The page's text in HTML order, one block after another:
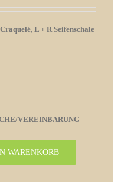
L + R Seifenschale
VEREINBARUNG
WARENKORB